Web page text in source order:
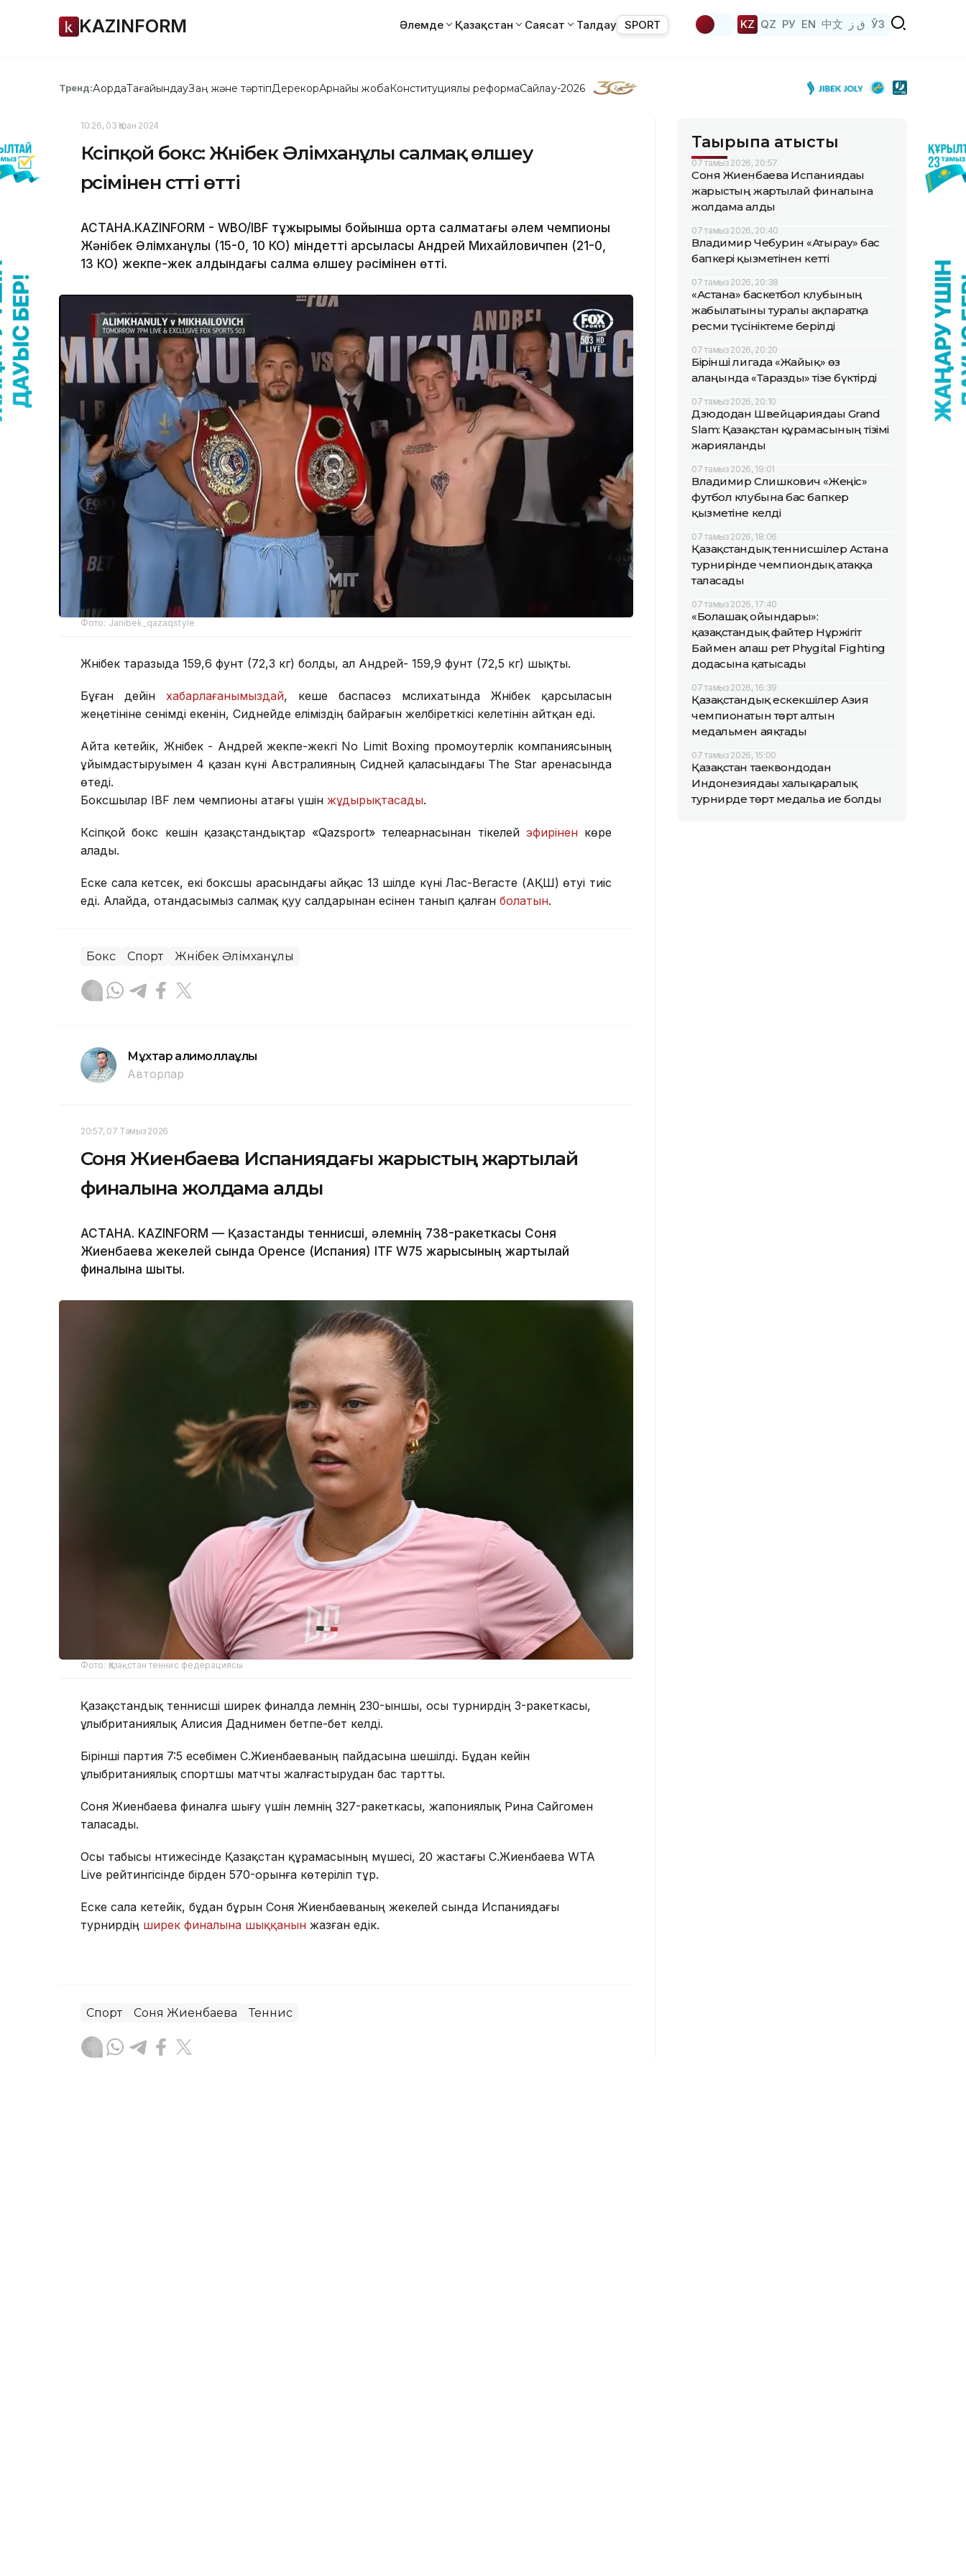
KAZINFORM Әлемде Қазақстан Саясат Талдау SPORT KZ QZ РУ EN 中文 ق ز ЎЗ
Тренд:АқордаТағайындауЗаң және тәртіпДерекқорАрнайы жобаКонституциялық реформаСайлау-2026
10:26, 03 Қазан 2024
Кәсіпқой бокс: Жәнібек Әлімханұлы салмақ өлшеу
рәсімінен сәтті өтті
АСТАНА.KAZINFORM - WBO/IBF тұжырымы бойынша орта салмақтағы әлем чемпионы
Жәнібек Әлімханұлы (15-0, 10 КО) міндетті қарсыласы Андрей Михайловичпен (21-0,
13 КО) жекпе-жек алдындағы салмақ өлшеу рәсімінен өтті.
Фото: Janibek_qazaqstyle
Жәнібек таразыда 159,6 фунт (72,3 кг) болды, ал Андрей- 159,9 фунт (72,5 кг) шықты.
Бұған дейін хабарлағанымыздай, кеше баспасөз мәслихатында Жәнібек қарсыласын
жеңетініне сенімді екенін, Сиднейде еліміздің байрағын желбіреткісі келетінін айтқан еді.
Айта кетейік, Жәнібек - Андрей жекпе-жекгі No Limit Boxing промоутерлік компаниясының
ұйымдастыруымен 4 қазан күні Австралияның Сидней қаласындағы The Star аренасында
өтеді.
Боксшылар IBF әлем чемпионы атағы үшін жұдырықтасады.
Кәсіпқой бокс кешін қазақстандықтар «Qazsport» телеарнасынан тікелей эфирінен көре
алады.
Еске сала кетсек, екі боксшы арасындағы айқас 13 шілде күні Лас-Вегасте (АҚШ) өтуі тиіс
еді. Алайда, отандасымыз салмақ қуу салдарынан есінен танып қалған болатын.
Бокс Спорт Жәнібек Әлімханұлы
Мұхтар Қалимоллаұлы
Авторлар
20:57, 07 Тамыз 2026
Соня Жиенбаева Испаниядағы жарыстың жартылай
финалына жолдама алды
АСТАНА. KAZINFORM — Қазақстандық теннисші, әлемнің 738-ракеткасы Соня
Жиенбаева жекелей сында Оренсе (Испания) ITF W75 жарысының жартылай
финалына шықты.
Фото: Қазақстан теннис федерациясы
Қазақстандық теннисші ширек финалда әлемнің 230-ыншы, осы турнирдің 3-ракеткасы,
ұлыбританиялық Алисия Даднимен бетпе-бет келді.
Бірінші партия 7:5 есебімен С.Жиенбаеваның пайдасына шешілді. Бұдан кейін
ұлыбританиялық спортшы матчты жалғастырудан бас тартты.
Соня Жиенбаева финалға шығу үшін әлемнің 327-ракеткасы, жапониялық Рина Сайгомен
таласады.
Осы табысы нәтижесінде Қазақстан құрамасының мүшесі, 20 жастағы С.Жиенбаева WTA
Live рейтингісінде бірден 570-орынға көтеріліп тұр.
Еске сала кетейік, бұдан бұрын Соня Жиенбаеваның жекелей сында Испаниядағы
турнирдің ширек финалына шыққанын жазған едік.
Спорт Соня Жиенбаева Теннис
Тақырыпқа қатысты
07 тамыз 2026, 20:57
Соня Жиенбаева Испаниядағы
жарыстың жартылай финалына
жолдама алды
07 тамыз 2026, 20:40
Владимир Чебурин «Атырау» бас
бапкері қызметінен кетті
07 тамыз 2026, 20:38
«Астана» баскетбол клубының
жабылатыны туралы ақпаратқа
ресми түсініктеме берілді
07 тамыз 2026, 20:20
Бірінші лигада «Жайық» өз
алаңында «Таразды» тізе бүктірді
07 тамыз 2026, 20:10
Дзюдодан Швейцариядағы Grand
Slam: Қазақстан құрамасының тізімі
жарияланды
07 тамыз 2026, 19:01
Владимир Слишкович «Жеңіс»
футбол клубына бас бапкер
қызметіне келді
07 тамыз 2026, 18:06
Қазақстандық теннисшілер Астана
турнирінде чемпиондық атаққа
таласады
07 тамыз 2026, 17:40
«Болашақ ойындары»:
қазақстандық файтер Нұржігіт
Баймен алғаш рет Phygital Fighting
додасына қатысады
07 тамыз 2026, 16:39
Қазақстандық ескекшілер Азия
чемпионатын төрт алтын
медальмен аяқтады
07 тамыз 2026, 15:00
Қазақстан таеквондодан
Индонезиядағы халықаралық
турнирде төрт медальға ие болды